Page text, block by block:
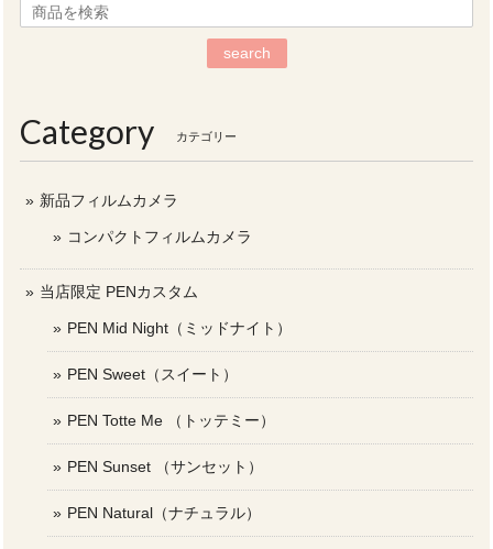
search
Category カテゴリー
新品フィルムカメラ
コンパクトフィルムカメラ
当店限定 PENカスタム
PEN Mid Night（ミッドナイト）
PEN Sweet（スイート）
PEN Totte Me （トッテミー）
PEN Sunset （サンセット）
PEN Natural（ナチュラル）